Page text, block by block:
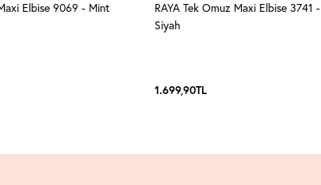
Elbise 9069 - Mint
RAYA Tek Omuz Maxi Elbise 3741 -
Siyah
1.699,90TL